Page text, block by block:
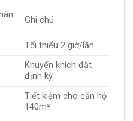
Ghi chú
Tối thiểu 2 giờ/lần
Khuyến khích đặt
định kỳ
Tiết kiệm cho căn hộ
140m²